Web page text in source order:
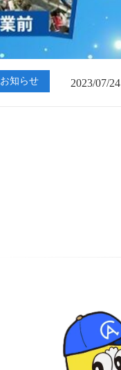
お知らせ
2023/01/12
2023/07/24
2023/01/12